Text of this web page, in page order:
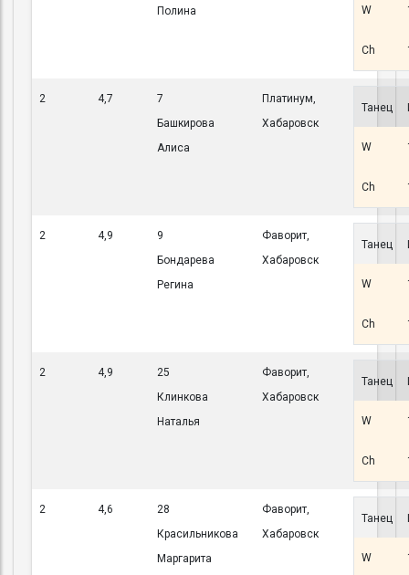
Полина W
Ch
2 4,7
7
Башкирова
Алиса
Платинум,
Хабаровск
Танец
W
Ch
2 4,9
9
Бондарева
Регина
Фаворит,
Хабаровск
Танец
W
Ch
2 4,9
25
Клинкова
Наталья
Фаворит,
Хабаровск
Танец
W
Ch
2 4,6
28
Красильникова
Маргарита
Фаворит,
Хабаровск
Танец
W